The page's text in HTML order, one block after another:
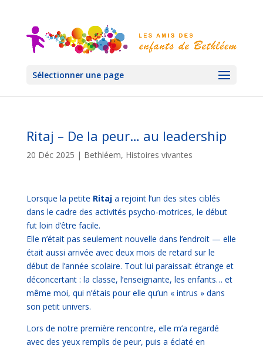
Sélectionner une page
Ritaj – De la peur… au leadership
20 Déc 2025 | Bethléem, Histoires vivantes
Lorsque la petite Ritaja rejoint l’un des sites ciblés
dans le cadre des activités psycho-motrices, le début
fut loin d’être facile.
Elle n’était pas seulement nouvelle dans l’endroit — elle
était aussi arrivée avec deux mois de retard sur le
début de l’année scolaire. Tout lui paraissait étrange et
déconcertant : la classe, l’enseignante, les enfants… et
même moi, qui n’étais pour elle qu’un « intrus » dans
son petit univers.
Lors de notre première rencontre, elle m’a regardé
avec des yeux remplis de peur, puis a éclaté en